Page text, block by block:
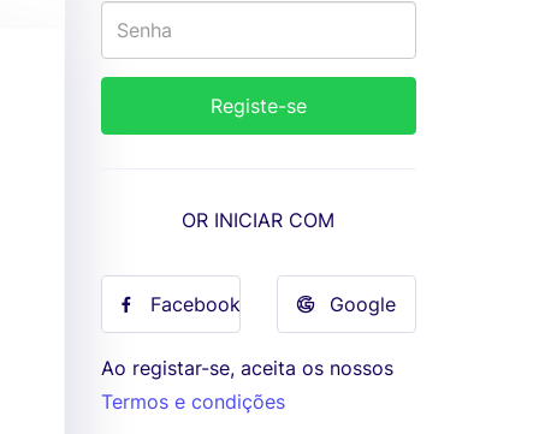
OR INICIAR COM
Facebook Google
Ao registar-se, aceita os nossos
Termos e condições